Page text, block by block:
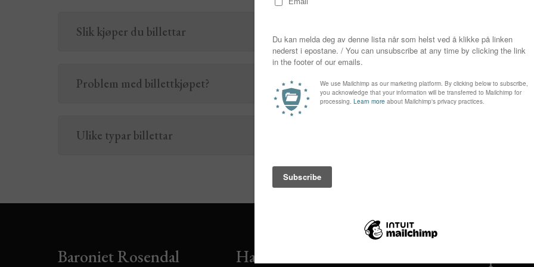
Slik kjøper du billettar
Problem med billettkjøpet?
Ulike typar billettar
Baroniet Rosendal Har du lest om